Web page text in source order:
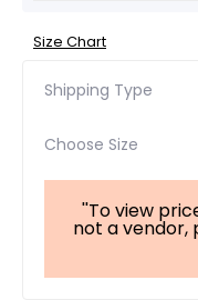
Size Chart
Shipping Type
Choose Size
''To view
not a vendor,